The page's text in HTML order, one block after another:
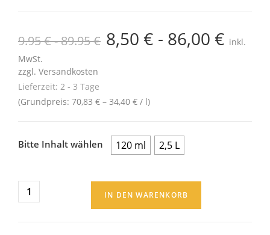
9.95 € - 89.95 € 8,50 € - 86,00 € inkl.
MwSt.
zzgl. Versandkosten
Lieferzeit: 2 - 3 Tage
(Grundpreis: 70,83 € – 34,40 € / l)
Bitte Inhalt wählen 120 ml 2,5 L
IN DEN WARENKORB